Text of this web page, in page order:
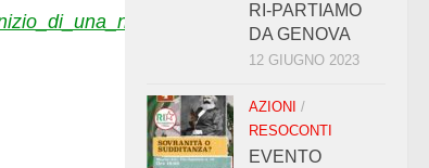
6121_18187/
RI-PARTIAMO
DA GENOVA
12 GIUGNO 2023
AZIONI /
RESOCONTI
EVENTO